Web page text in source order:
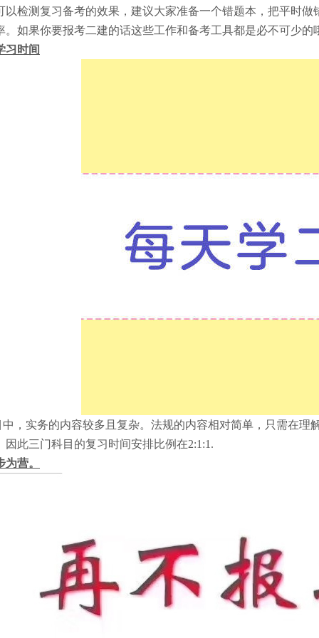
以检测复习备考的效果，建议大家准备一个错题本，把平时
。如果你要报考二建的话这些工作和备考工具都是必不可少的
习时间
实务的内容较多且复杂。法规的内容相对简单，只需在理
因此三门科目的复习时间安排比例在2:1:1.
营。